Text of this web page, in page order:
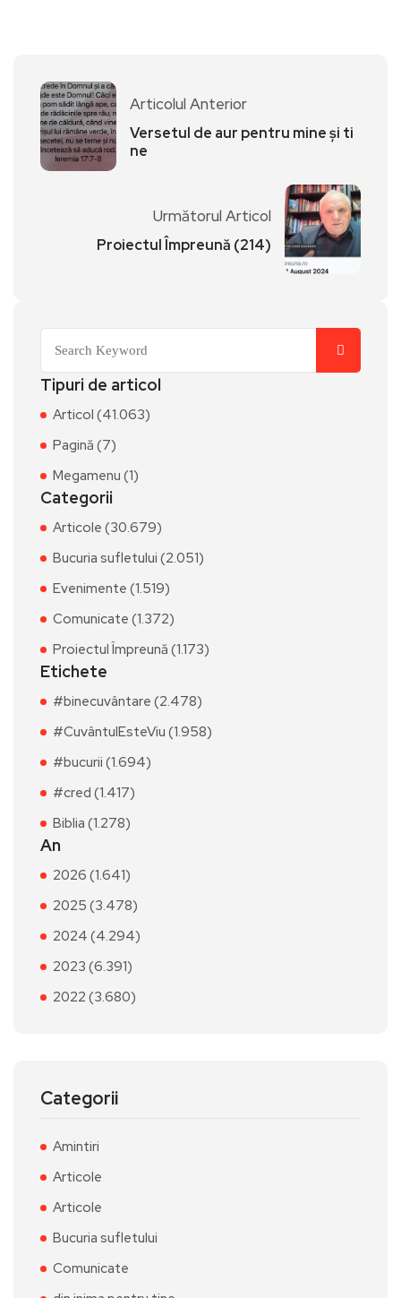
Articolul Anterior
Versetul de aur pentru mine și ti
ne
Următorul Articol
Proiectul Împreună (214)
Tipuri de articol
Articol (41.063)
Pagină (7)
Megamenu (1)
Categorii
Articole (30.679)
Bucuria sufletului (2.051)
Evenimente (1.519)
Comunicate (1.372)
Proiectul Împreună (1.173)
Etichete
#binecuvântare (2.478)
#CuvântulEsteViu (1.958)
#bucurii (1.694)
#cred (1.417)
Biblia (1.278)
An
2026 (1.641)
2025 (3.478)
2024 (4.294)
2023 (6.391)
2022 (3.680)
Categorii
Amintiri
Articole
Articole
Bucuria sufletului
Comunicate